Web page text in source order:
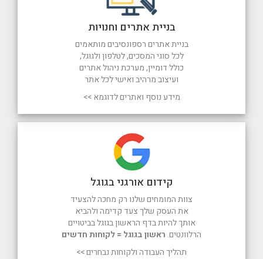
קידום אורגני בגוגל
צוות המומחים שלנו רק מחכה להצעיד
את העסק שלך צעד קדימה ולהביא
אותך להיות בדף הראשון בגוגל בביטויים
הרלוונטים. ראשון בגוגל = לקוחות חדשים
תהליך העבודה ולקוחות נבחרים >>
בניית אתרים וחנויות
בניית אתרים רספונסיבים מותאמים
לכל סוגי המסכים, לטלפון ולגוגל,
כולל דומיין, מערכת ניהול אתרים
ועיצוב מרהיב ואישי לכל אתר
מידע נוסף ואתרים לדוגמא >>